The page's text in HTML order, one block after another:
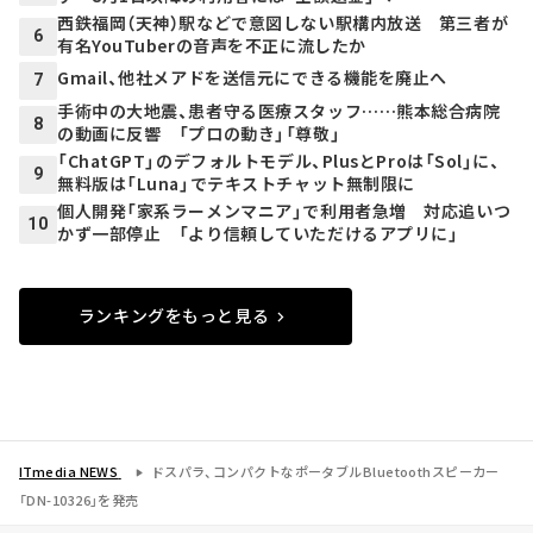
6
西鉄福岡（天神）駅などで意図しない駅構内放送 第三者が
有名YouTuberの音声を不正に流したか
7 Gmail、他社メアドを送信元にできる機能を廃止へ
8
手術中の大地震、患者守る医療スタッフ……熊本総合病院
の動画に反響 「プロの動き」「尊敬」
9
「ChatGPT」のデフォルトモデル、PlusとProは「Sol」に、
無料版は「Luna」でテキストチャット無制限に
10
個人開発「家系ラーメンマニア」で利用者急増 対応追いつ
かず一部停止 「より信頼していただけるアプリに」
ランキングをもっと見る
ITmedia NEWS
ドスパラ、コンパクトなポータブルBluetoothスピーカー
「DN-10326」を発売